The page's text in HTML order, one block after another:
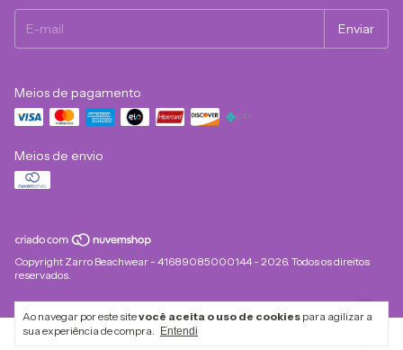
Ao navegar por este sitevocê aceita o uso de cookies para agilizar a
sua experiência de compra.
Entendi
Meios de pagamento
Meios de envio
Copyright Zarro Beachwear - 41689085000144 - 2026. Todos os direitos
reservados.
Desenvolvido com tecnologia, criatividade e